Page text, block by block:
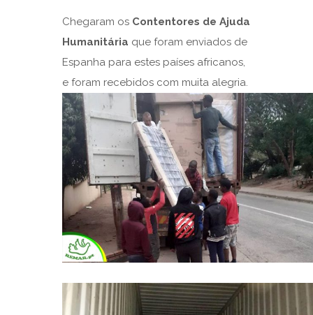
Chegaram os Contentores de Ajuda
Humanitária que foram enviados de
Espanha para estes países africanos,
e foram recebidos com muita alegria.